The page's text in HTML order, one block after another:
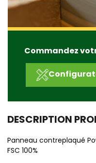
Commandez
DESCRIPTION
Panneau contreplaqué
FSC 100%